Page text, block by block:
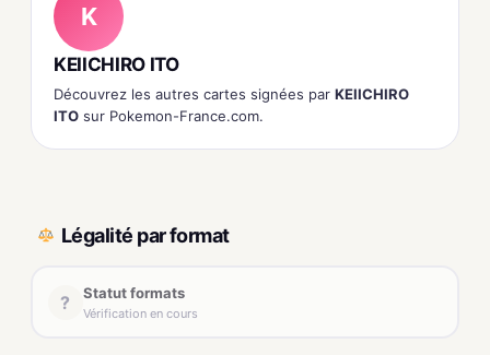
K
KEIICHIRO ITO
Découvrez les autres cartes signées par KEIICHIRO
ITO sur Pokemon-France.com.
Légalité par format
? Statut formats
Vérification en cours